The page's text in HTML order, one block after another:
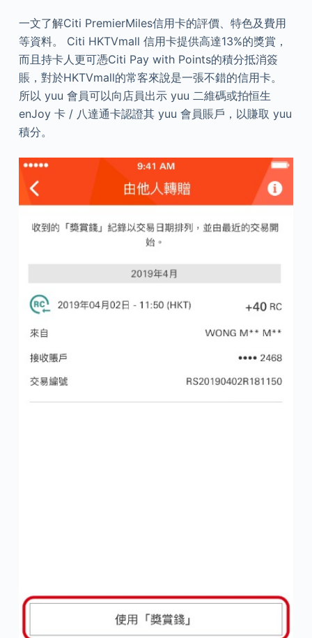
一文了解Citi PremierMiles信用卡的評價、特色及費用
等資料。 Citi HKTVmall 信用卡提供高達13%的獎賞，
而且持卡人更可憑Citi Pay with Points的積分抵消簽
賬，對於HKTVmall的常客來說是一張不錯的信用卡。
所以 yuu 會員可以向店員出示 yuu 二維碼或拍恒生
enJoy 卡 / 八達通卡認證其 yuu 會員賬戶，以賺取 yuu
積分。